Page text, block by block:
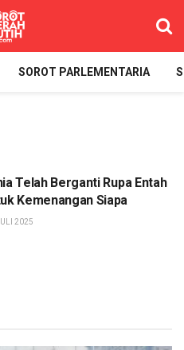
SOROT PARLEMENTARIA
Telah Berganti Rupa Entah
Kemenangan Siapa
2025